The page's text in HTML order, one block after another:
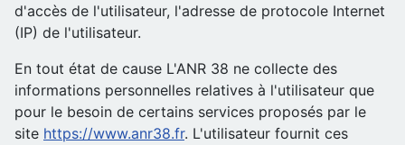
d'accès de l'utilisateur, l'adresse de protocole Internet
(IP) de l'utilisateur.
En tout état de cause L'ANR 38 ne collecte des
informations personnelles relatives à l'utilisateur que
pour le besoin de certains services proposés par le
site https://www.anr38.fr. L'utilisateur fournit ces